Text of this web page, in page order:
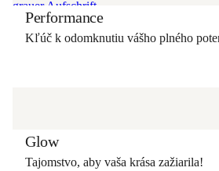
Performance
Kľúč k odomknutiu vášho plného
Glow
Tajomstvo, aby vaša krása zažiarila!